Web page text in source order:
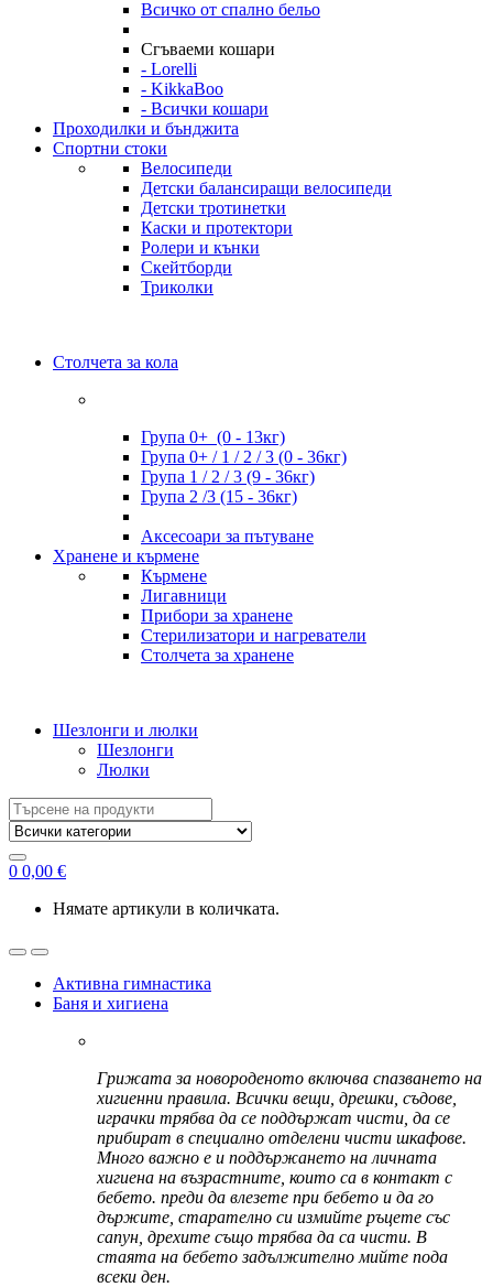
Всичко от спално бельо
Сгъваеми кошари
- Lorelli
- KikkaBoo
- Всички кошари
Проходилки и бънджита
Спортни стоки
Велосипеди
Детски балансиращи велосипеди
Детски тротинетки
Каски и протектори
Ролери и кънки
Скейтборди
Триколки
Столчета за кола
Група 0+ (0 - 13кг)
Група 0+ / 1 / 2 / 3 (0 - 36кг)
Група 1 / 2 / 3 (9 - 36кг)
Група 2 /3 (15 - 36кг)
Аксесоари за пътуване
Хранене и кърмене
Кърмене
Лигавници
Прибори за хранене
Стерилизатори и нагреватели
Столчета за хранене
Шезлонги и люлки
Шезлонги
Люлки
Search
for:
0 0,00 €
Нямате артикули в количката.
Активна гимнастика
Баня и хигиена
Грижата за новороденото включва спазването на
хигиенни правила. Всички вещи, дрешки, съдове,
играчки трябва да се поддържат чисти, да се
прибират в специално отделени чисти шкафове.
Много важно е и поддържането на личната
хигиена на възрастните, които са в контакт с
бебето. преди да влезете при бебето и да го
държите, старателно си измийте ръцете със
сапун, дрехите също трябва да са чисти. В
стаята на бебето задължително мийте пода
всеки ден.